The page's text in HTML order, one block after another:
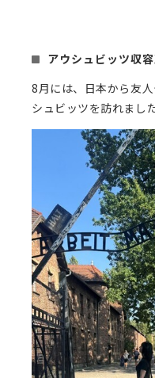
アウシュビッツ収
8月には、日本から友
シュビッツを訪れました